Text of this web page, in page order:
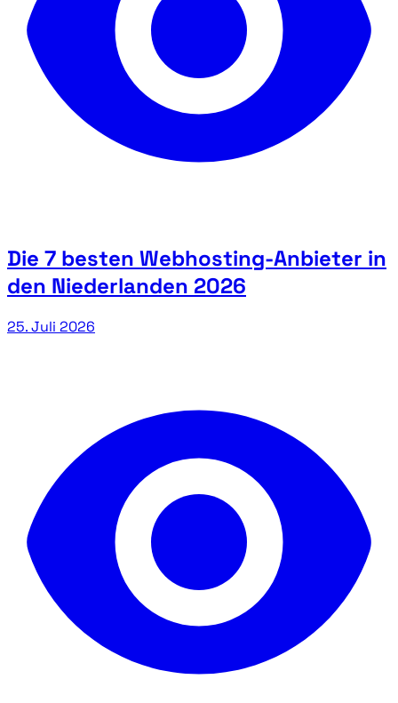
Die 7 besten Webhosting-Anbieter in
den Niederlanden 2026
25. Juli 2026